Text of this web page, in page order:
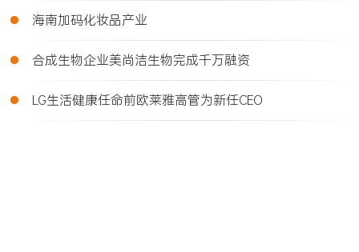
• 海南加码化妆品产业
• 合成生物企业美尚洁生物完成千万融资
• LG生活健康任命前欧莱雅高管为新任CEO